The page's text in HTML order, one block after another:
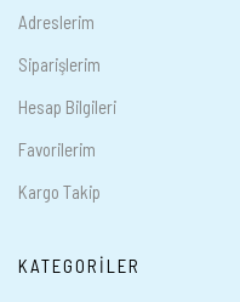
Adreslerim
Siparişlerim
Hesap Bilgileri
Favorilerim
Kargo Takip
KATEGORILER